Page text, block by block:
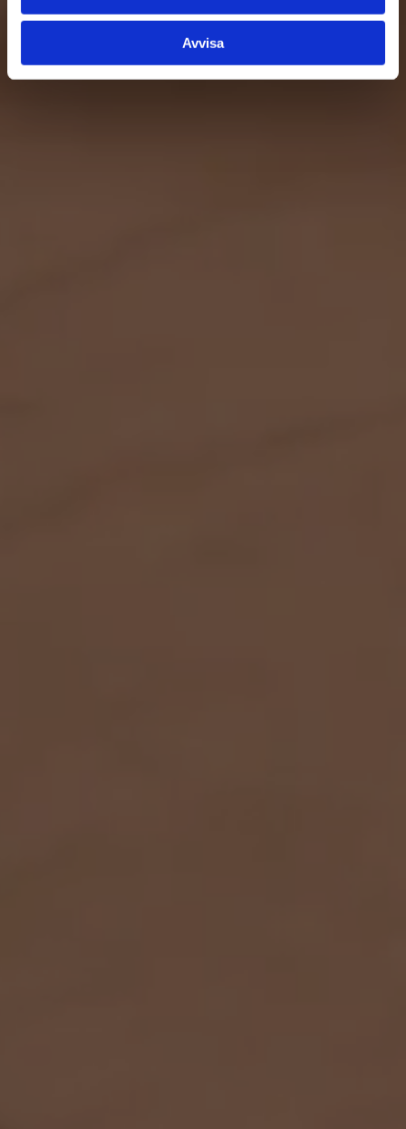
Avvisa